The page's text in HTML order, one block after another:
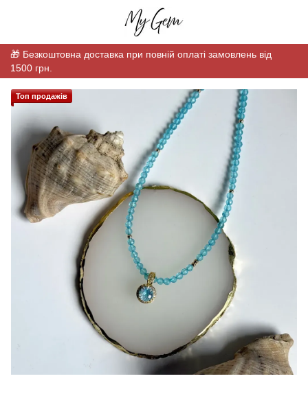
🎁 Безкоштовна доставка при повній оплаті замовлень від
1500 грн.
Топ продажів